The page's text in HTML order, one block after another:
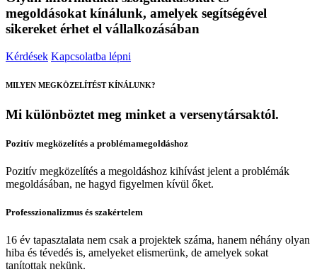
megoldásokat kínálunk, amelyek segítségével
sikereket érhet el vállalkozásában
Kérdések Kapcsolatba lépni
MILYEN MEGKÖZELÍTÉST KÍNÁLUNK?
Mi különböztet meg minket a versenytársaktól.
Pozitív megközelítés a problémamegoldáshoz
Pozitív megközelítés a megoldáshoz kihívást jelent a problémák
megoldásában, ne hagyd figyelmen kívül őket.
Professzionalizmus és szakértelem
16 év tapasztalata nem csak a projektek száma, hanem néhány olyan
hiba és tévedés is, amelyeket elismerünk, de amelyek sokat
tanítottak nekünk.